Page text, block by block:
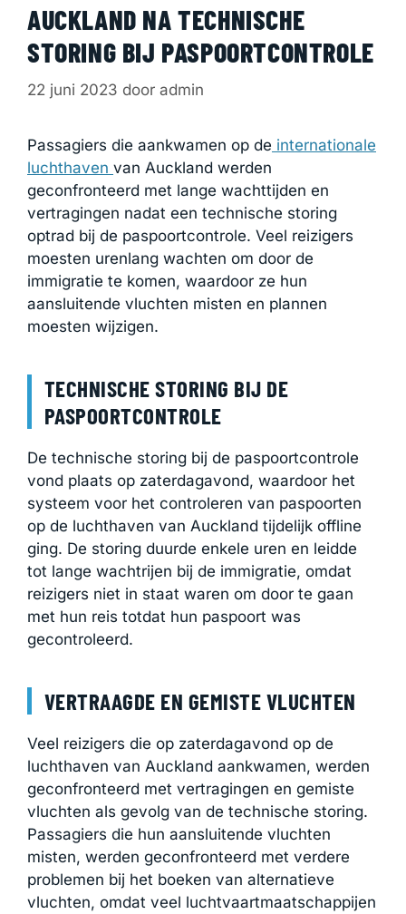
AUCKLAND NA TECHNISCHE
STORING BIJ PASPOORTCONTROLE
22 juni 2023 door admin
Passagiers die aankwamen op de internationale
luchthaven van Auckland werden
geconfronteerd met lange wachttijden en
vertragingen nadat een technische storing
optrad bij de paspoortcontrole. Veel reizigers
moesten urenlang wachten om door de
immigratie te komen, waardoor ze hun
aansluitende vluchten misten en plannen
moesten wijzigen.
TECHNISCHE STORING BIJ DE
PASPOORTCONTROLE
De technische storing bij de paspoortcontrole
vond plaats op zaterdagavond, waardoor het
systeem voor het controleren van paspoorten
op de luchthaven van Auckland tijdelijk offline
ging. De storing duurde enkele uren en leidde
tot lange wachtrijen bij de immigratie, omdat
reizigers niet in staat waren om door te gaan
met hun reis totdat hun paspoort was
gecontroleerd.
VERTRAAGDE EN GEMISTE VLUCHTEN
Veel reizigers die op zaterdagavond op de
luchthaven van Auckland aankwamen, werden
geconfronteerd met vertragingen en gemiste
vluchten als gevolg van de technische storing.
Passagiers die hun aansluitende vluchten
misten, werden geconfronteerd met verdere
problemen bij het boeken van alternatieve
vluchten, omdat veel luchtvaartmaatschappijen